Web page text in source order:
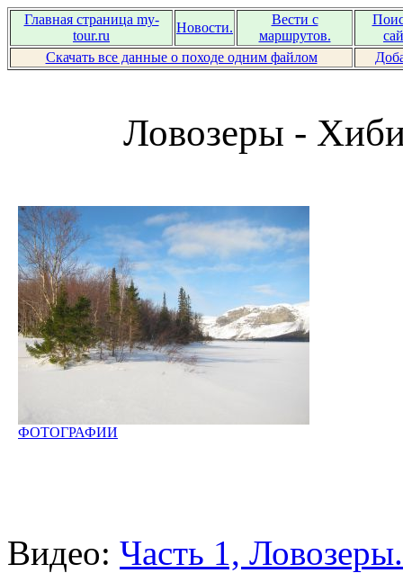
Главная страница my-
tour.ru
Новости.
Вести с
маршрутов.
Скачать все данные о походе одним файлом
Ловозеры -
ФОТОГРАФИИ
Видео: Часть 1,